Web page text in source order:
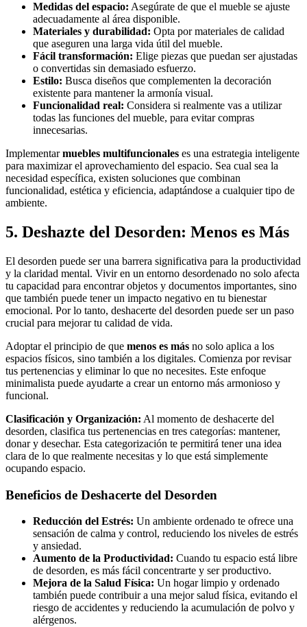
Medidas del espacio: Asegúrate de que el mueble se ajuste
adecuadamente al área disponible.
Materiales y durabilidad: Opta por materiales de calidad
que aseguren una larga vida útil del mueble.
Fácil transformación: Elige piezas que puedan ser ajustadas
o convertidas sin demasiado esfuerzo.
Estilo: Busca diseños que complementen la decoración
existente para mantener la armonía visual.
Funcionalidad real: Considera si realmente vas a utilizar
todas las funciones del mueble, para evitar compras
innecesarias.
Implementarmuebles multifuncionales es una estrategia inteligente
para maximizar el aprovechamiento del espacio. Sea cual sea la
necesidad específica, existen soluciones que combinan
funcionalidad, estética y eficiencia, adaptándose a cualquier tipo de
ambiente.
5. Deshazte del Desorden: Menos es Más
El desorden puede ser una barrera significativa para la productividad
y la claridad mental. Vivir en un entorno desordenado no solo afecta
tu capacidad para encontrar objetos y documentos importantes, sino
que también puede tener un impacto negativo en tu bienestar
emocional. Por lo tanto, deshacerte del desorden puede ser un paso
crucial para mejorar tu calidad de vida.
Adoptar el principio de que menos es más no solo aplica a los
espacios físicos, sino también a los digitales. Comienza por revisar
tus pertenencias y eliminar lo que no necesites. Este enfoque
minimalista puede ayudarte a crear un entorno más armonioso y
funcional.
Clasificación y Organización: Al momento de deshacerte del
desorden, clasifica tus pertenencias en tres categorías: mantener,
donar y desechar. Esta categorización te permitirá tener una idea
clara de lo que realmente necesitas y lo que está simplemente
ocupando espacio.
Beneficios de Deshacerte del Desorden
Reducción del Estrés: Un ambiente ordenado te ofrece una
sensación de calma y control, reduciendo los niveles de estrés
y ansiedad.
Aumento de la Productividad: Cuando tu espacio está libre
de desorden, es más fácil concentrarte y ser productivo.
Mejora de la Salud Física: Un hogar limpio y ordenado
también puede contribuir a una mejor salud física, evitando el
riesgo de accidentes y reduciendo la acumulación de polvo y
alérgenos.